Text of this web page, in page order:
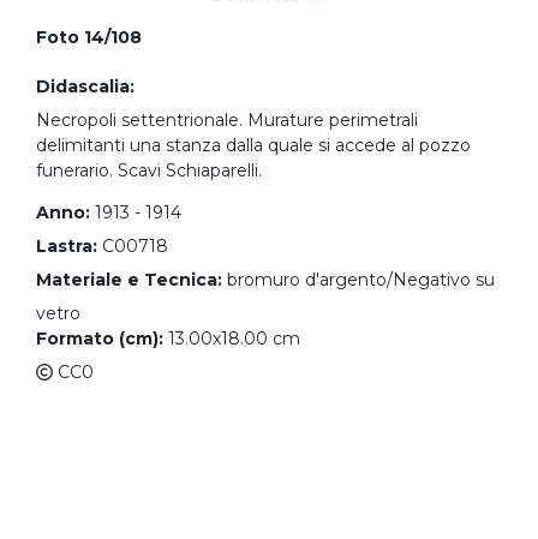
Foto 14/108
Didascalia:
Necropoli settentrionale. Murature perimetrali
delimitanti una stanza dalla quale si accede al pozzo
funerario. Scavi Schiaparelli.
Anno: 1913 - 1914
Lastra: C00718
Materiale e Tecnica: bromuro d'argento/Negativo su
vetro
Formato (cm): 13.00x18.00 cm
CC0